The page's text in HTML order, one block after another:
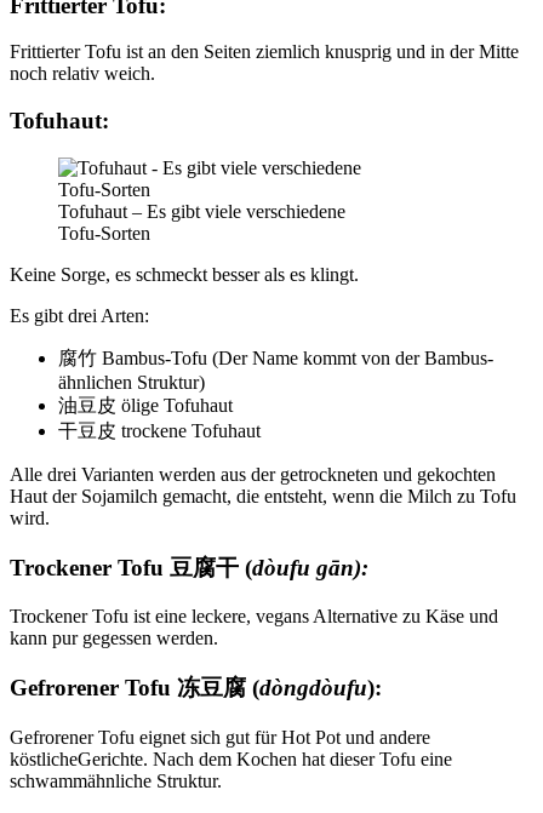
Frittierter Tofu ist an den Seiten ziemlich knusprig und in der Mitte
noch relativ weich.
Tofuhaut:
Tofuhaut – Es gibt viele verschiedene
Tofu-Sorten
Keine Sorge, es schmeckt besser als es klingt.
Es gibt drei Arten:
腐竹 Bambus-Tofu (Der Name kommt von der Bambus-
ähnlichen Struktur)
油豆皮 ölige Tofuhaut
干豆皮 trockene Tofuhaut
Alle drei Varianten werden aus der getrockneten und gekochten
Haut der Sojamilch gemacht, die entsteht, wenn die Milch zu Tofu
wird.
Trockener Tofu 豆腐干 (dòufu gān):
Trockener Tofu ist eine leckere, vegans Alternative zu Käse und
kann pur gegessen werden.
Gefrorener Tofu 冻豆腐 (dòngdòufu):
Gefrorener Tofu eignet sich gut für Hot Pot und andere
köstlicheGerichte. Nach dem Kochen hat dieser Tofu eine
schwammähnliche Struktur.